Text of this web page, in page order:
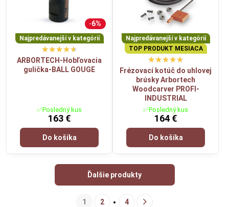
6%
Najpredávanejší v kategórií
ARBORTECH-Hobľovacia
gulička-BALL GOUGE
✅Posledný kus
163 €
Do košíka
Najpredávanejší v kategórií
TOP PRODUKT MESIACA
Frézovací kotúč do uhlovej
brúsky Arbortech
Woodcarver PROFI-
INDUSTRIAL
✅Posledný kus
164 €
Do košíka
Ďalšie produkty
1 2 4